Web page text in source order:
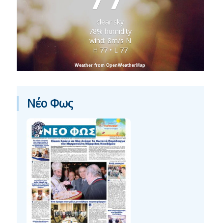
clear sky
78% humidity
wind: 8m/s N
H 77 • L 77
Weather from OpenWeatherMap
Νέο Φως